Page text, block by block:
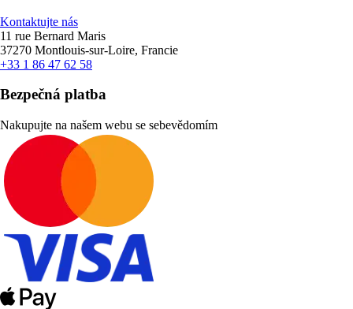
Kontaktujte nás
11 rue Bernard Maris
37270 Montlouis-sur-Loire, Francie
+33 1 86 47 62 58
Bezpečná platba
Nakupujte na našem webu se sebevědomím